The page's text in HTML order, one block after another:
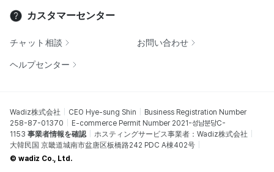
カスタマーセンター
チャット相談 お問い合わせ
ヘルプセンター
Wadiz株式会社 CEO Hye-sung Shin
Business Registration Number
258-87-01370
E-commerce Permit Number 2021-성남분당C-
1153 事業者情報を確認
ホスティングサービス事業者：Wadiz株式会社
大韓民国 京畿道城南市盆唐区板橋路242 PDC A棟402号
© wadiz Co., Ltd.